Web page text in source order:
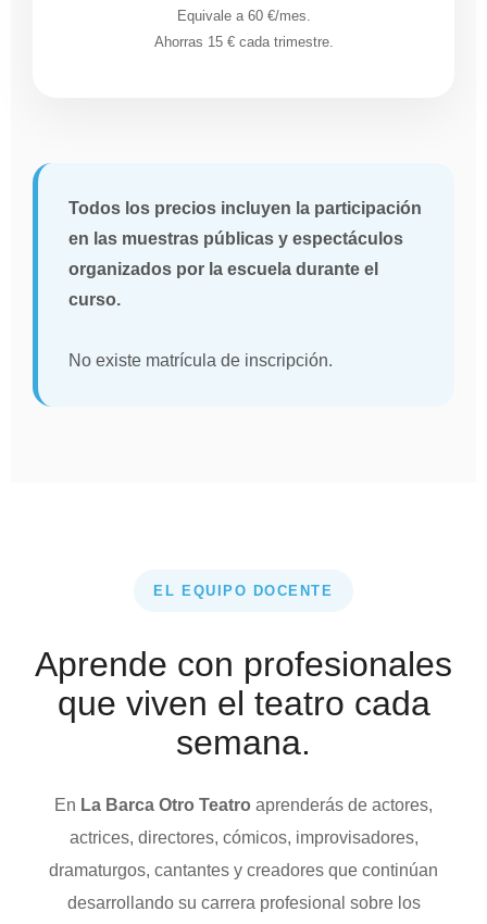
Equivale a 60 €/mes.
Ahorras 15 € cada trimestre.
Todos los precios incluyen la participación
en las muestras públicas y espectáculos
organizados por la escuela durante el
curso.
No existe matrícula de inscripción.
EL EQUIPO DOCENTE
Aprende con profesionales
que viven el teatro cada
semana.
En La Barca Otro Teatro aprenderás de actores,
actrices, directores, cómicos, improvisadores,
dramaturgos, cantantes y creadores que continúan
desarrollando su carrera profesional sobre los